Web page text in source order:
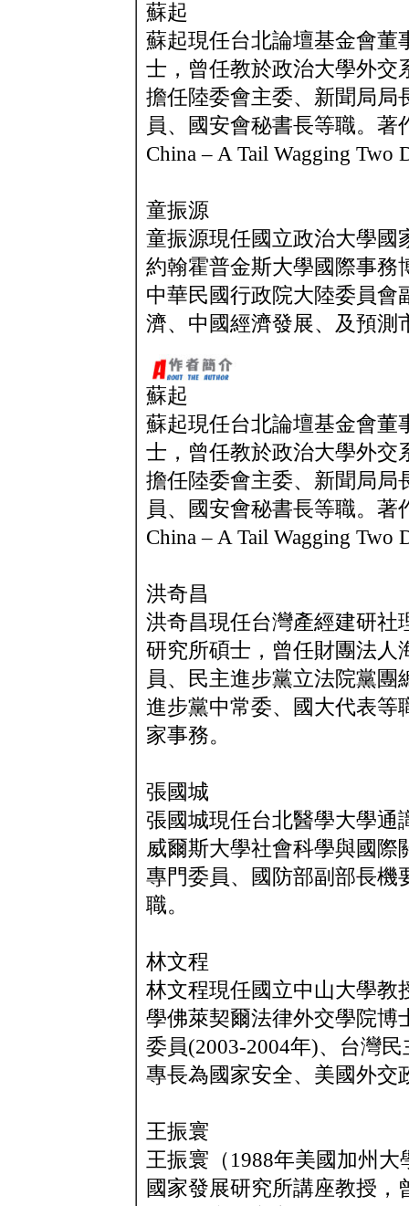
蘇起
蘇起現任台北論壇基金會董
士，曾任教於政治大學外交
擔任陸委會主委、新聞局局
員、國安會秘書長等職。著
China – A Tail Wagging Two
童振源
童振源現任國立政治大學國
約翰霍普金斯大學國際事務
中華民國行政院大陸委員會
濟、中國經濟發展、及預測
蘇起
蘇起現任台北論壇基金會董
士，曾任教於政治大學外交
擔任陸委會主委、新聞局局
員、國安會秘書長等職。著
China – A Tail Wagging Two
洪奇昌
洪奇昌現任台灣產經建研社
研究所碩士，曾任財團法人
員、民主進步黨立法院黨
進步黨中常委、國大代表等
家事務。
張國城
張國城現任台北醫學大學通
威爾斯大學社會科學與國
專門委員、國防部副部長機
職。
林文程
林文程現任國立中山大學教
學佛萊契爾法律外交學院博
委員(2003-2004年)、台灣
專長為國家安全、美國外交
王振寰
王振寰（1988年美國加州
國家發展研究所講座教授